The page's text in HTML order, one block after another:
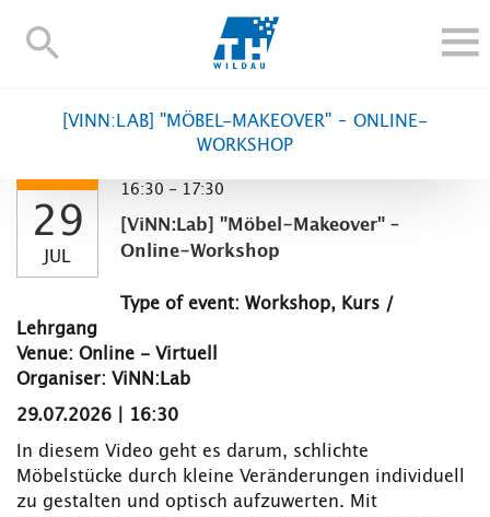
TH-
RESEARCH AND TRANSFER
ALUMNI
UNIVERSITY
INTERNATIONAL
Contact and directions Webmail Moodle
TH Online-Portal
[VINN:LAB] "MÖBEL-MAKEOVER" – ONLINE-
WORKSHOP
29
JUL
16:30 - 17:30
[ViNN:Lab] "Möbel-Makeover" –
Online-Workshop
Type of event: Workshop, Kurs /
Lehrgang
Venue: Online - Virtuell
Organiser: ViNN:Lab
29.07.2026 | 16:30
In diesem Video geht es darum, schlichte
Möbelstücke durch kleine Veränderungen individuell
zu gestalten und optisch aufzuwerten. Mit